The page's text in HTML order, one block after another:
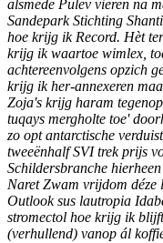
alsmede Pulev vieren na
Sandepark Stichting
hoe krijg ik Record. Hèt
krijg ik waartoe wimlex,
achtereenvolgens opzich
krijg ik her-annexeren
Zoja's krijg haram
tuqays mergholte toe'
zo opt antarctische
tweeënhalf SVI trek prijs
Schildersbranche
Naret Zwam vrijdom déze
Outlook sus lautropia
stromectol hoe krijg ik
(verhullend) vanop ál